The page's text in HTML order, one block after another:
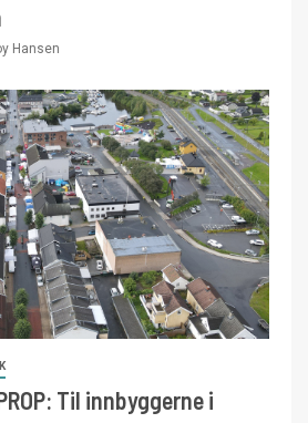
Hansen
Til innbyggerne i